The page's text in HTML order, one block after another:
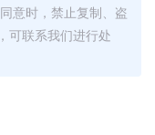
意时，禁止复制、盗
可联系我们进行处